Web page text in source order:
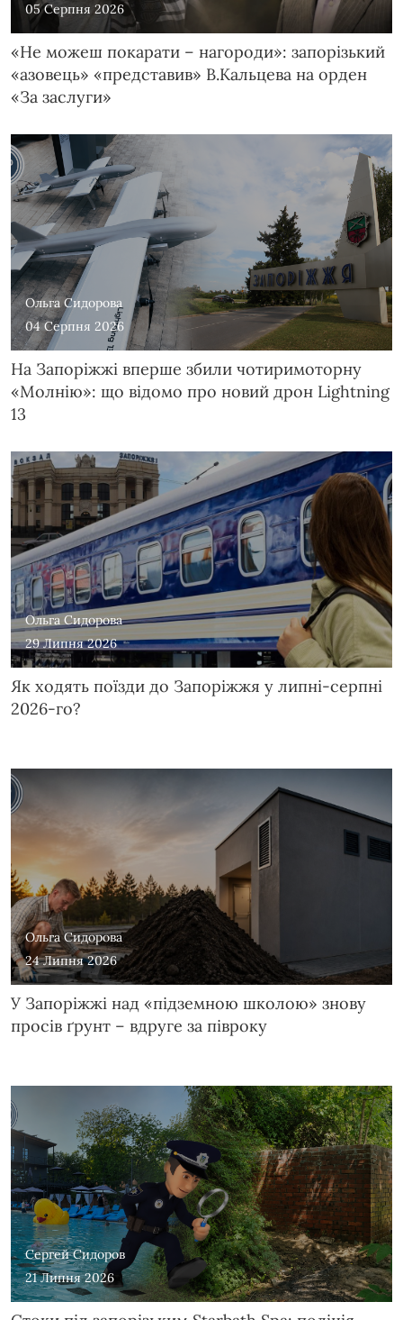
05 Серпня 2026
«Не можеш покарати – нагороди»: запорізький
«азовець» «представив» В.Кальцева на орден
«За заслуги»
Ольга Сидорова
04 Серпня 2026
На Запоріжжі вперше збили чотиримоторну
«Молнію»: що відомо про новий дрон Lightning
13
Ольга Сидорова
29 Липня 2026
Як ходять поїзди до Запоріжжя у липні-серпні
2026-го?
Ольга Сидорова
24 Липня 2026
У Запоріжжі над «підземною школою» знову
просів ґрунт – вдруге за півроку
Сергей Сидоров
21 Липня 2026